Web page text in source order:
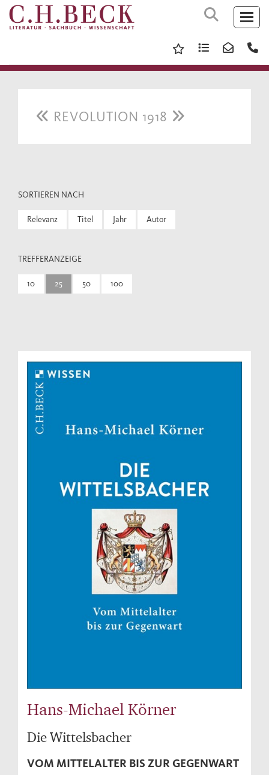
REVOLUTION 1918
SORTIEREN NACH
Relevanz Titel Jahr Autor
TREFFERANZEIGE
10 25 50 100
Hans-Michael Körner
Die Wittelsbacher
VOM MITTELALTER BIS ZUR GEGENWART